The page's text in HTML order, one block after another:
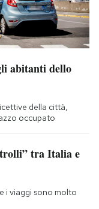
abitanti dello
della città,
occupato
tra Italia e
i viaggi sono molto